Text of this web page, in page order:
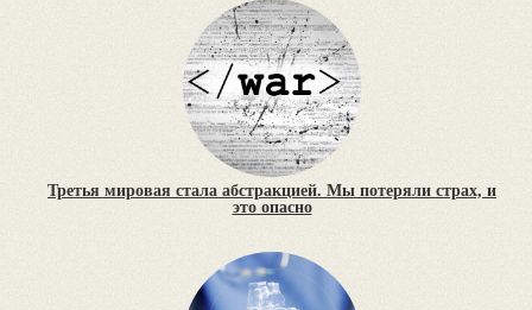
Третья мировая стала абстракцией. Мы потеряли страх, и
это опасно